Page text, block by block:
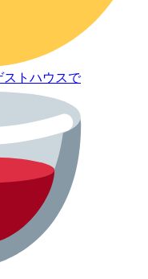
トハウスで